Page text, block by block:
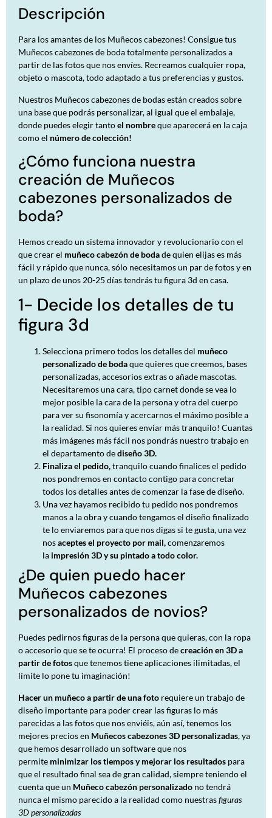
Descripción
Para los amantes de los Muñecos cabezones! Consigue tus
Muñecos cabezones de boda totalmente personalizados a
partir de las fotos que nos envíes. Recreamos cualquier ropa,
objeto o mascota, todo adaptado a tus preferencias y gustos.
Nuestros Muñecos cabezones de bodas están creados sobre
una base que podrás personalizar, al igual que el embalaje,
donde puedes elegir tantoel nombreque aparecerá en la caja
como el número de colección!
¿Cómo funciona nuestra
creación de Muñecos
cabezones personalizados de
boda?
Hemos creado un sistema innovador y revolucionario con el
que crear el muñeco cabezón de bodade quien elijas es más
fácil y rápido que nunca, sólo necesitamos un par de fotos y en
un plazo de unos 20-25 días tendrás tu figura 3d en casa.
1- Decide los detalles de tu
figura 3d
Selecciona primero todos los detalles del muñeco
personalizado de bodaque quieres que creemos, bases
personalizadas, accesorios extras o añade mascotas.
Necesitaremos una cara, tipo carnet donde se vea lo
mejor posible la cara de la persona y otra del cuerpo
para ver su fisonomía y acercarnos el máximo posible a
la realidad. Si nos quieres enviar más tranquilo! Cuantas
más imágenes más fácil nos pondrás nuestro trabajo en
el departamento dediseño 3D.
Finaliza el pedido,tranquilo cuando finalices el pedido
nos pondremos en contacto contigo para concretar
todos los detalles antes de comenzar la fase de diseño.
Una vez hayamos recibido tu pedido nos pondremos
manos a la obra y cuando tengamos el diseño finalizado
te lo enviaremos para que nos digas si te gusta, una vez
nosaceptes el proyecto por mail,comenzaremos
la impresión 3D y su pintado a todo color.
¿De quien puedo hacer
Muñecos cabezones
personalizados de novios?
Puedes pedirnos figuras de la persona que quieras, con la ropa
o accesorio que se te ocurra! El proceso decreación en 3D a
partir de fotosque tenemos tiene aplicaciones ilimitadas, el
límite lo pone tu imaginación!
Hacer un muñeco a partir de una foto requiere un trabajo de
diseño importante para poder crear las figuras lo más
parecidas a las fotos que nos enviéis, aún así, tenemos los
mejores precios en Muñecos cabezones 3D personalizadas, ya
que hemos desarrollado un software que nos
permite minimizar los tiempos y mejorar los resultados para
que el resultado final sea de gran calidad, siempre teniendo el
cuenta que un Muñeco cabezón personalizado no tendrá
nunca el mismo parecido a la realidad como nuestrasfiguras
3D personalizadas